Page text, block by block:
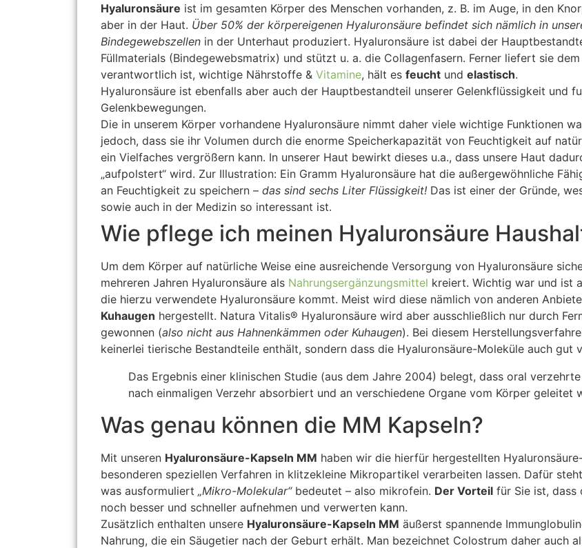
Hyaluronsäure ist im gesamten Körper des Menschen vorhanden, z. B. im Auge, in den
aber in der Haut. Über 50% der körpereigenen Hyaluronsäure befindet sich nämlich in
Bindegewebszellenin der Unterhaut produziert. Hyaluronsäure ist dabei der
Füllmaterials (Bindegewebsmatrix) und stützt u. a. die Collagenfasern. Ferner liefert sie
verantwortlich ist, wichtige Nährstoffe & Vitamine, hält es feuchtund elastisch.
Hyaluronsäure ist ebenfalls aber auch der Hauptbestandteil unserer Gelenkflüssigkeit und
Gelenkbewegungen.
Die in unserem Körper vorhandene Hyaluronsäure nimmt daher viele wichtige Funktionen
jedoch, dass sie ihr Volumen durch die enorme Speicherkapazität von Feuchtigkeit auf
ein Vielfaches vergrößern kann. In unserer Haut bewirkt dieses u.a., dass unsere Haut
„aufpolstert“ wird. Zur Illustration: Ein Gramm Hyaluronsäure hat die außergewöhnliche
an Feuchtigkeit zu speichern – das sind sechs Liter Flüssigkeit!Das ist einer der Gründe,
sowie auch in der Medizin so interessant ist.
Wie pflege ich meinen Hyaluronsäure
Um dem Körper auf natürliche Weise eine ausreichende Versorgung von Hyaluronsäure
mehreren Jahren Hyaluronsäure als Nahrungsergänzungsmittel kreiert. Wichtig war und ist
die hierzu verwendete Hyaluronsäure kommt. Meist wird diese nämlich von anderen
Kuhaugen hergestellt. Natura Vitalis® Hyaluronsäure wird aber ausschließlich nur durch
gewonnen (also nicht aus Hahnenkämmen oder Kuhaugen). Bei diesem
keinerlei tierische Bestandteile enthält, sondern dass die Hyaluronsäure-Moleküle auch gut
Das Ergebnis einer klinischen Studie (aus dem Jahre 2004) belegt, dass oral
nach einmaligen Verzehr absorbiert und an verschiedene Organe vom Körper geleitet
Was genau können die MM Kapseln?
Mit unseren Hyaluronsäure-Kapseln MM haben wir die hierfür hergestellten
besonderen speziellen Verfahren in klitzekleine Mikropartikel verarbeiten lassen. Dafür
was ausformuliert „Mikro-Molekular“bedeutet – also mikrofein. Der Vorteilfür Sie ist, dass
noch besser und schneller aufnehmen und verwerten kann.
Zusätzlich enthalten unsere Hyaluronsäure-Kapseln MM äußerst spannende
Nahrung, die ein Säugetier nach der Geburt erhält. Man bezeichnet Colostrum daher auch